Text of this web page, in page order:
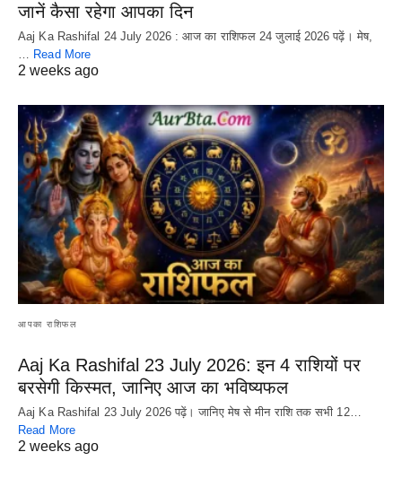
जानें कैसा रहेगा आपका दिन
Aaj Ka Rashifal 24 July 2026 : आज का राशिफल 24 जुलाई 2026 पढ़ें। मेष,
Read More
2 weeks ago
आपका राशिफल
Aaj Ka Rashifal 23 July 2026: इन 4 राशियों पर
बरसेगी किस्मत, जानिए आज का भविष्यफल
Aaj Ka Rashifal 23 July 2026 पढ़ें। जानिए मेष से मीन राशि तक सभी 12…
Read More
2 weeks ago